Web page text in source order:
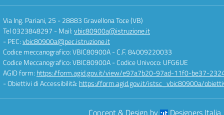
Via Ing. Pariani, 25 -28883 Gravellona Toce (VB)
Tel 0323848297 - Mail:vbic80900a@istruzione.it
- PEC:vbic80900a@pec.istruzione.it
Codice meccanografico: VBIC80900A- C.F. 84009220033
Codice Meccanografico: VBIC80900A- Codice Univoco: UFG6UE
AGID form: https://form.agid.gov.it/view/e97a7b20-97ad-11f0-be37-
- Obiettivi di Accessibilità: https://form.agid.gov.it/istsc_vbic80900a/
Concept & Design by Designers Italia